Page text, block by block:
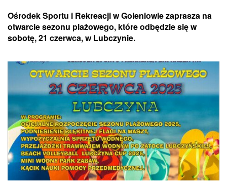
Ośrodek Sportu i Rekreacji w Goleniowie zaprasza na
otwarcie sezonu plażowego, które odbędzie się w
sobotę, 21 czerwca, w Lubczynie.